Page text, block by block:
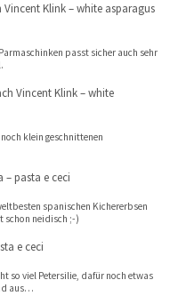
Klink – white asparagus
passt sicher auch sehr
Vincent Klink – white
klein geschnittenen
– pasta e ceci
spanischen Kichererbsen
schon neidisch ;-)
e ceci
so viel Petersilie, dafür noch etwas
aus…